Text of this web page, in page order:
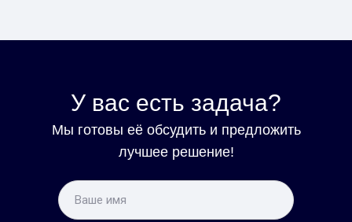
У вас есть задача?
Мы готовы её обсудить и предложить
лучшее решение!